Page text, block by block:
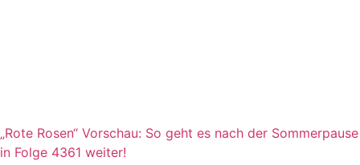
„Rote Rosen“ Vorschau: So geht es nach der Sommerpause
in Folge 4361 weiter!